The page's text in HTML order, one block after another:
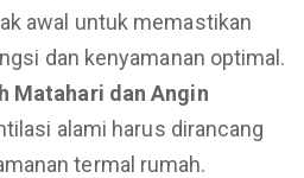
awal untuk memastikan
dan kenyamanan optimal.
Matahari dan Angin
alami harus dirancang
termal rumah.